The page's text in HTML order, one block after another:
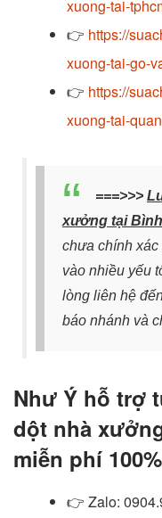
xuong-tai-
👉 https://
xuong-tai-go-
👉 https://
xuong-tai-
===>>>
xưởng tại
chưa chính
vào nhiều yếu
lòng liên hệ
báo nhánh và
Như Ý hỗ trợ
dột nhà
miễn phí 100%
👉 Zalo: